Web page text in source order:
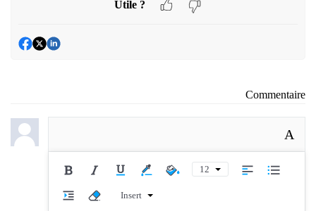
Utile ?
Commentaire
A
12
Insert